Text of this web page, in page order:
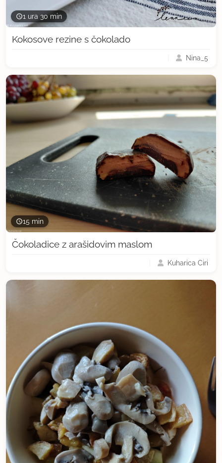
1 ura 30 min
Kokosove rezine s čokolado
Nina_5
15 min
Čokoladice z arašidovim maslom
Kuharica Ciri